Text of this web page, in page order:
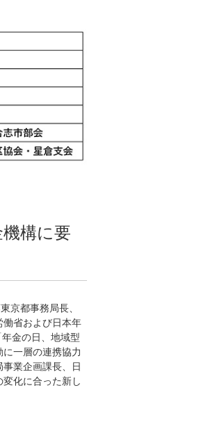
構に要
京都事務局長、
働省および日本年
金の日、地域型
一層の連携協力
業企画課長、日
化に合った新し